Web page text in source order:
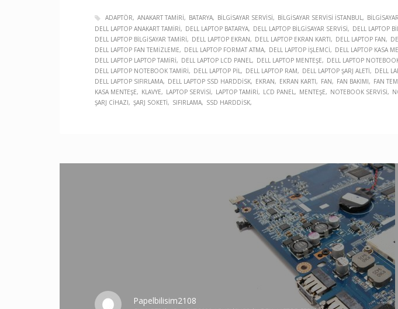
ADAPTÖR ANAKART TAMIRI BATARYA BILGISAYAR SERVISI BILGISAYAR SERVISI İSTANBUL
DELL LAPTOP ANAKART TAMIRI
DELL LAPTOP BATARYA DELL LAPTOP BILGISAYAR SERVISI
DELL LAPTOP
DELL LAPTOP BILGISAYAR TAMIRI
DELL LAPTOP EKRAN DELL LAPTOP EKRAN KARTI DELL LAPTOP FAN
DELL LAPTOP FAN TEMIZLEME
DELL LAPTOP FORMAT ATMA DELL LAPTOP İŞLEMCI DELL LAPTOP KASA
DELL LAPTOP LAPTOP TAMIRI
DELL LAPTOP LCD PANEL DELL LAPTOP MENTEŞE
DELL LAPTOP
DELL LAPTOP NOTEBOOK TAMIRI
DELL LAPTOP PIL DELL LAPTOP RAM DELL LAPTOP ŞARJ ALETI
DELL
DELL LAPTOP SIFIRLAMA
DELL LAPTOP SSD HARDDISK EKRAN EKRAN KARTI FAN FAN BAKIMI FAN
KASA MENTEŞE
KLAVYE LAPTOP SERVISI LAPTOP TAMIRI LCD PANEL MENTEŞE NOTEBOOK SERVISI
ŞARJ CIHAZI
ŞARJ SOKETI SIFIRLAMA SSD HARDDISK
Papelbilisim2108